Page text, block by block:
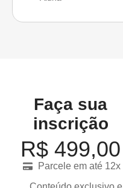
Faça sua
inscrição
R$ 499,00
Parcele em até 12x